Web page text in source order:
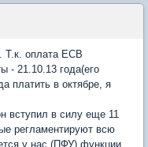
Т.к. оплата ЕСВ
- 21.10.13 года(его
платить в октябре, я
вступил в силу еще 11
регламентируют всю
у нас (ПФУ) функции